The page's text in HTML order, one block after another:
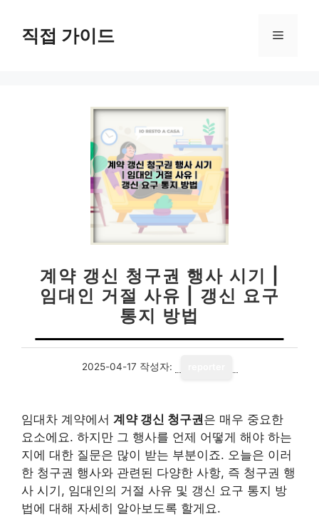
직접 가이드 메
계약 갱신 청구권 행사 시기 |
임대인 거절 사유 | 갱신 요구
통지 방법
2025-04-17 작성자:
임대차 계약에서 계약 갱신 청구권은 매우 중요한
요소에요. 하지만 그 행사를 언제 어떻게 해야 하는
지에 대한 질문은 많이 받는 부분이죠. 오늘은 이러
한 청구권 행사와 관련된 다양한 사항, 즉 청구권 행
사 시기, 임대인의 거절 사유 및 갱신 요구 통지 방
법에 대해 자세히 알아보도록 할게요.